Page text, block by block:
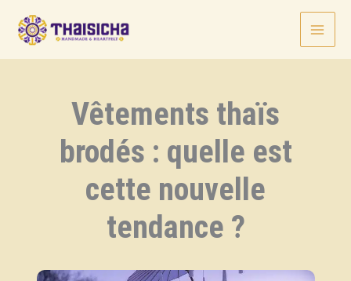
Vêtements thaïs
brodés : quelle est
cette nouvelle
tendance ?